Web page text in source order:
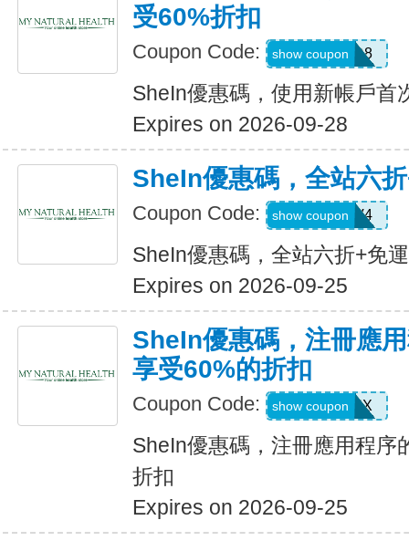
受60%折扣
Coupon Code: TFSD8
show coupon
SheIn優惠碼，使用新帳戶首
Expires on 2026-09-28
SheIn優惠碼，全站六
Coupon Code: LS8V4
show coupon
SheIn優惠碼，全站六折+免
Expires on 2026-09-25
SheIn優惠碼，注冊應
享受60%的折扣
Coupon Code: XUWL7NX
show coupon
SheIn優惠碼，注冊應用程序
折扣
Expires on 2026-09-25